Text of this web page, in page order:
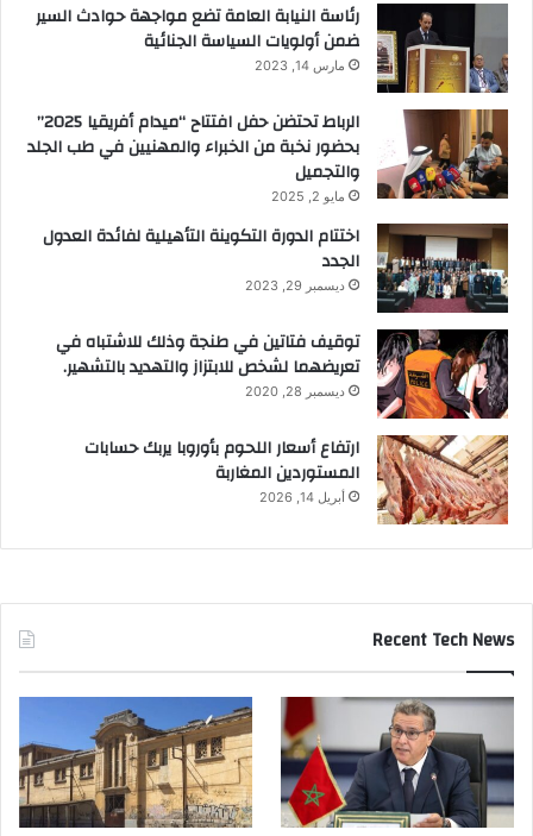
رئاسة النيابة العامة تضع مواجهة حوادث السير
ضمن أولويات السياسة الجنائية
مارس 14, 2023
الرباط تحتضن حفل افتتاح “ميدام أفريقيا 2025”
بحضور نخبة من الخبراء والمهنيين في طب الجلد
والتجميل
مايو 2, 2025
اختتام الدورة التكوينة التأهيلية لفائدة العدول
الجدد
ديسمبر 29, 2023
توقيف فتاتين في طنجة وذلك للاشتباه في
تعريضهما لشخص للابتزاز والتهديد بالتشهير.
ديسمبر 28, 2020
ارتفاع أسعار اللحوم بأوروبا يربك حسابات
المستوردين المغاربة
أبريل 14, 2026
Recent Tech News